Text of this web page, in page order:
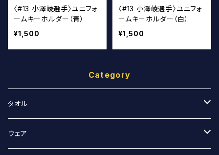
〈#13 小澤崚選手〉ユニフォ
ームキーホルダー（青）
¥1,500
〈#13 小澤崚選手〉ユニフォ
ームキーホルダー（白）
¥1,500
Category
タオル
スポーツタオル
ウェア